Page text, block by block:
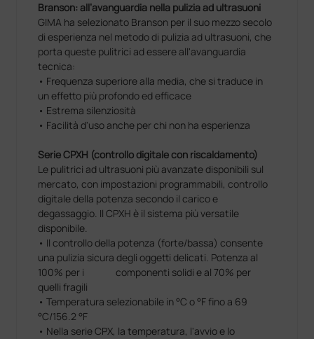
Branson: all’avanguardia nella pulizia ad ultrasuoni
GIMA ha selezionato Branson per il suo mezzo secolo
di esperienza nel metodo di pulizia ad ultrasuoni, che
porta queste pulitrici ad essere all'avanguardia
tecnica:
• Frequenza superiore alla media, che si traduce in
un effetto più profondo ed efficace
• Estrema silenziosità
• Facilità d'uso anche per chi non ha esperienza
Serie CPXH (controllo digitale con riscaldamento)
Le pulitrici ad ultrasuoni più avanzate disponibili sul
mercato, con impostazioni programmabili, controllo
digitale della potenza secondo il carico e
degassaggio. Il CPXH è il sistema più versatile
disponibile.
• Il controllo della potenza (forte/bassa) consente
una pulizia sicura degli oggetti delicati. Potenza al
100% per i componenti solidi e al 70% per
quelli fragili
• Temperatura selezionabile in °C o °F fino a 69
°C/156.2 °F
• Nella serie CPX, la temperatura, l'avvio e lo